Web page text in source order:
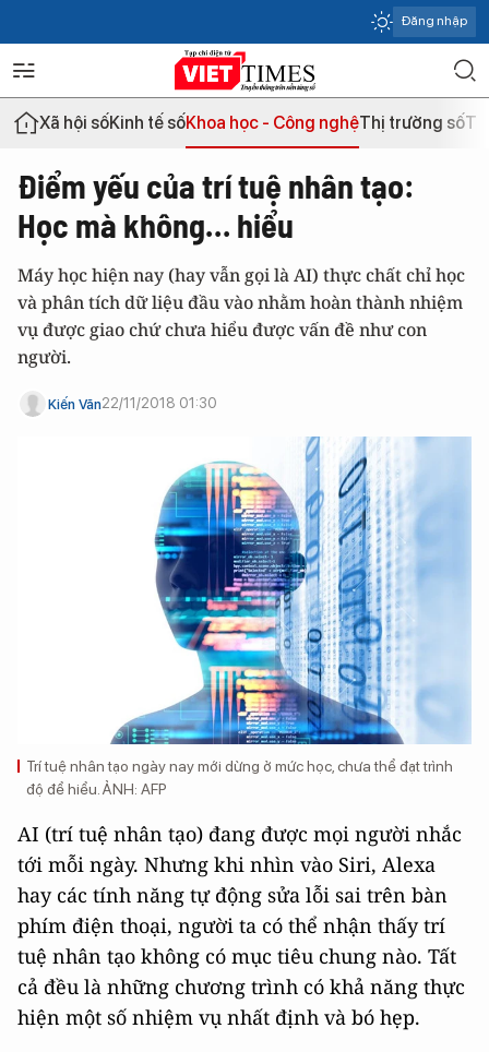
Đăng nhập
Xã hội sốKinh tế sốKhoa học - Công nghệThị trường số
Điểm yếu của trí tuệ nhân tạo:
Học mà không… hiểu
Máy học hiện nay (hay vẫn gọi là AI) thực chất chỉ học
và phân tích dữ liệu đầu vào nhằm hoàn thành nhiệm
vụ được giao chứ chưa hiểu được vấn đề như con
người.
Kiến Văn22/11/2018 01:30
Trí tuệ nhân tạo ngày nay mới dừng ở mức học, chưa thể đạt trình
độ để hiểu. ẢNH: AFP
AI (trí tuệ nhân tạo) đang được mọi người nhắc
tới mỗi ngày. Nhưng khi nhìn vào Siri, Alexa
hay các tính năng tự động sửa lỗi sai trên bàn
phím điện thoại, người ta có thể nhận thấy trí
tuệ nhân tạo không có mục tiêu chung nào. Tất
cả đều là những chương trình có khả năng thực
hiện một số nhiệm vụ nhất định và bó hẹp.